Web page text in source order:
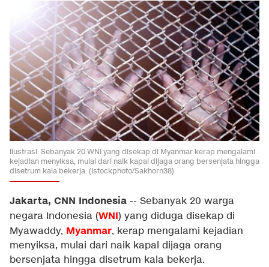
Ilustrasi. Sebanyak 20 WNI yang disekap di Myanmar kerap mengalami
kejadian menyiksa, mulai dari naik kapal dijaga orang bersenjata hingga
disetrum kala bekerja. (Istockphoto/Sakhorn38)
Jakarta, CNN Indonesia -- Sebanyak 20 warga
negara Indonesia (WNI) yang diduga disekap di
Myawaddy, Myanmar, kerap mengalami kejadian
menyiksa, mulai dari naik kapal dijaga orang
bersenjata hingga disetrum kala bekerja.